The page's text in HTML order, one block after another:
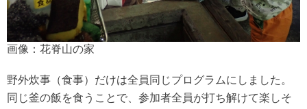
画像：花脊山の家
野外炊事（食事）だけは全員同じプログラムにしました。
同じ釜の飯を食うことで、参加者全員が打ち解けて楽しそ